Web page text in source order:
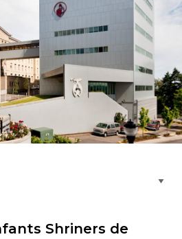
Shriners de